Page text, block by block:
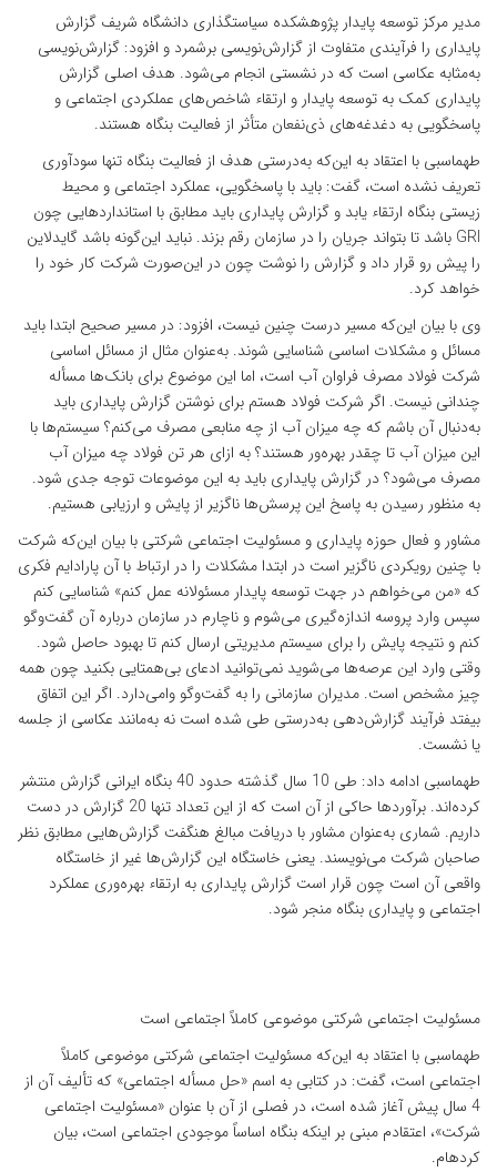
مدیر مرکز توسعه پایدار پژوهشکده سیاستگذاری دانشگاه شریف گزارش
پایداری را فرآیندی متفاوت از گزارش‌نویسی برشمرد و افزود: گزارش‌نویسی
به‌مثابه عکاسی است که در نشستی انجام می‌شود. هدف اصلی گزارش
پایداری کمک به توسعه پایدار و ارتقاء شاخص‌های عملکردی اجتماعی و
پاسخگویی به دغدغه‌های ذی‌نفعان متأثر از فعالیت بنگاه هستند.
طهماسبی با اعتقاد به این‌که به‌درستی هدف از فعالیت بنگاه تنها سودآوری
تعریف نشده است، گفت: باید با پاسخگویی، عملکرد اجتماعی و محیط
زیستی بنگاه ارتقاء یابد و گزارش پایداری باید مطابق با استانداردهایی چون
GRI باشد تا بتواند جریان را در سازمان رقم بزند. نباید این‌گونه باشد گایدلاین
را پیش رو قرار داد و گزارش را نوشت چون در این‌صورت شرکت کار خود را
خواهد کرد.
وی با بیان این‌که مسیر درست چنین نیست، افزود: در مسیر صحیح ابتدا باید
مسائل و مشکلات اساسی شناسایی شوند. به‌عنوان مثال از مسائل اساسی
شرکت فولاد مصرف فراوان آب است، اما این موضوع برای بانک‌ها مسأله
چندانی نیست. اگر شرکت فولاد هستم برای نوشتن گزارش پایداری باید
به‌دنبال آن باشم که چه میزان آب از چه منابعی مصرف می‌کنم؟ سیستم‌ها با
این میزان آب تا چقدر بهره‌ور هستند؟ به ازای هر تن فولاد چه میزان آب
مصرف می‌شود؟ در گزارش پایداری باید به این موضوعات توجه جدی شود.
به منظور رسیدن به پاسخ این پرسش‌ها ناگزیر از پایش و ارزیابی هستیم.
مشاور و فعال حوزه پایداری و مسئولیت اجتماعی شرکتی با بیان این‌که شرکت
با چنین رویکردی ناگزیر است در ابتدا مشکلات را در ارتباط با آن پارادایم فکری
که «من می‌خواهم در جهت توسعه پایدار مسئولانه عمل کنم» شناسایی کنم
سپس وارد پروسه اندازه‌گیری می‌شوم و ناچارم در سازمان درباره آن گفت‌وگو
کنم و نتیجه پایش را برای سیستم مدیریتی ارسال کنم تا بهبود حاصل شود.
وقتی وارد این عرصه‌ها می‌شوید نمی‌توانید ادعای بی‌همتایی بکنید چون همه
چیز مشخص است. مدیران سازمانی را به گفت‌وگو وامی‌دارد. اگر این اتفاق
بیفتد فرآیند گزارش‌دهی به‌درستی طی شده است نه به‌مانند عکاسی از جلسه
یا نشست.
طهماسبی ادامه داد: طی 10 سال گذشته حدود 40 بنگاه ایرانی گزارش منتشر
کرده‌اند. برآوردها حاکی از آن است که از این تعداد تنها 20 گزارش در دست
داریم. شماری به‌عنوان مشاور با دریافت مبالغ هنگفت گزارش‌هایی مطابق نظر
صاحبان شرکت می‌نویسند. یعنی خاستگاه این گزارش‌ها غیر از خاستگاه
واقعی آن است چون قرار است گزارش پایداری به ارتقاء بهره‌وری عملکرد
اجتماعی و پایداری بنگاه منجر شود.
مسئولیت اجتماعی شرکتی موضوعی کاملاً اجتماعی است
طهماسبی با اعتقاد به این‌که مسئولیت اجتماعی شرکتی موضوعی کاملاً
اجتماعی است، گفت: در کتابی به اسم «حل مسأله اجتماعی» که تألیف آن از
4 سال پیش آغاز شده است، در فصلی از آن با عنوان «مسئولیت اجتماعی
شرکت»، اعتقادم مبنی بر این­که بنگاه اساساً موجودی اجتماعی است، بیان
کرده­ام.